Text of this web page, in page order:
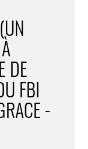
DE
FBI
-